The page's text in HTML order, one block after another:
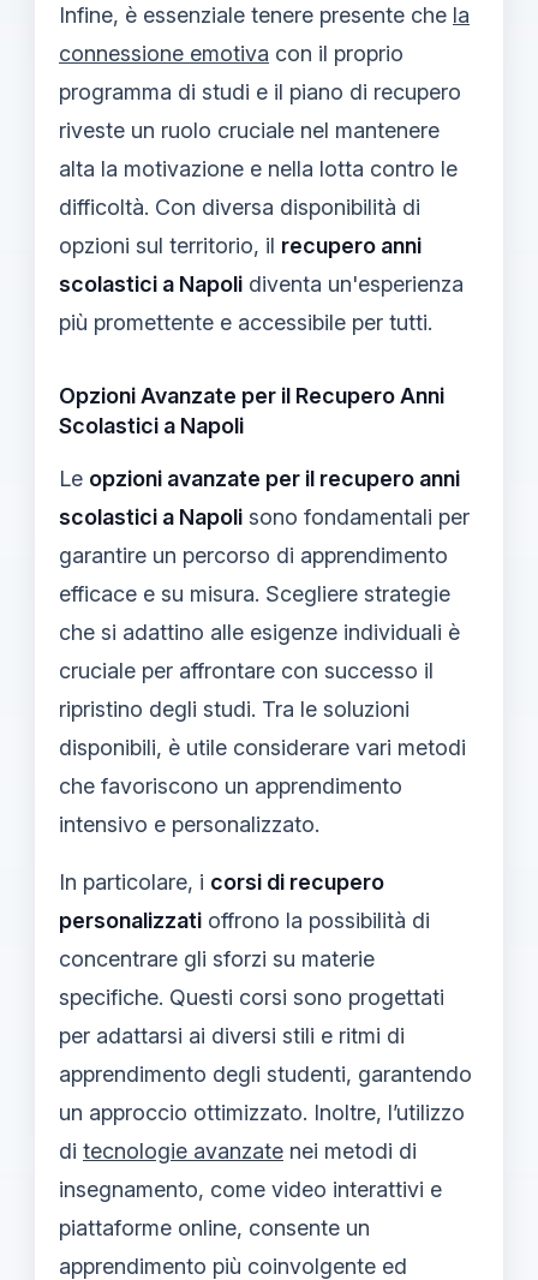
Infine, è essenziale tenere presente che la
connessione emotiva con il proprio
programma di studi e il piano di recupero
riveste un ruolo cruciale nel mantenere
alta la motivazione e nella lotta contro le
difficoltà. Con diversa disponibilità di
opzioni sul territorio, il recupero anni
scolastici a Napoli diventa un'esperienza
più promettente e accessibile per tutti.
Opzioni Avanzate per il Recupero Anni
Scolastici a Napoli
Le opzioni avanzate per il recupero anni
scolastici a Napoli sono fondamentali per
garantire un percorso di apprendimento
efficace e su misura. Scegliere strategie
che si adattino alle esigenze individuali è
cruciale per affrontare con successo il
ripristino degli studi. Tra le soluzioni
disponibili, è utile considerare vari metodi
che favoriscono un apprendimento
intensivo e personalizzato.
In particolare, i corsi di recupero
personalizzati offrono la possibilità di
concentrare gli sforzi su materie
specifiche. Questi corsi sono progettati
per adattarsi ai diversi stili e ritmi di
apprendimento degli studenti, garantendo
un approccio ottimizzato. Inoltre, l’utilizzo
di tecnologie avanzate nei metodi di
insegnamento, come video interattivi e
piattaforme online, consente un
apprendimento più coinvolgente ed